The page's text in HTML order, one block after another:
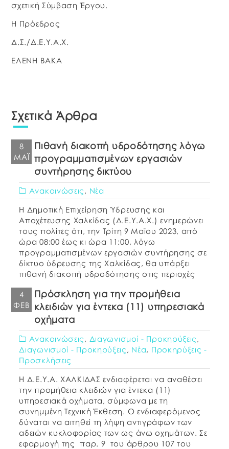
σχετική Σύμβαση Έργου.
Η Πρόεδρος
Δ.Σ./Δ.Ε.Υ.Α.Χ.
ΕΛΕΝΗ ΒΑΚΑ
Σχετικά Άρθρα
8
ΜΆΙ
Πιθανή διακοπή υδροδότησης λόγω
προγραμματισμένων εργασιών
συντήρησης δικτύου
Ανακοινώσεις , Νέα
Η Δημοτική Επιχείρηση Ύδρευσης και
Αποχέτευσης Χαλκίδας (Δ.Ε.Υ.Α.Χ.) ενημερώνει
τους πολίτες ότι, την Τρίτη 9 Μαΐου 2023, από
ώρα 08:00 έως κι ώρα 11:00, λόγω
προγραμματισμένων εργασιών συντήρησης σε
δίκτυο ύδρευσης της Χαλκίδας, θα υπάρξει
πιθανή διακοπή υδροδότησης στις περιοχές
Νεοφύτου, Προαστείου, Τράλλεων. Ζητούμε την
κατανόηση των κατοίκων που […]
4
ΦΕΒ
Πρόσκληση για την προμήθεια
κλειδιών για έντεκα (11) υπηρεσιακά
οχήματα
Ανακοινώσεις , Διαγωνισμοί - Προκηρύξεις ,
Διαγωνισμοί - Προκηρύξεις , Νέα, Προκηρύξεις -
Προσκλήσεις
Η Δ.Ε.Υ.Α. ΧΑΛΚΙΔΑΣ ενδιαφέρεται να αναθέσει
την προμήθεια κλειδιών για έντεκα (11)
υπηρεσιακά οχήματα, σύμφωνα με τη
συνημμένη Τεχνική Έκθεση. Ο ενδιαφερόμενος
δύναται να αιτηθεί τη λήψη αντιγράφων των
αδειών κυκλοφορίας των ως άνω οχημάτων. Σε
εφαρμογή της παρ. 9 του άρθρου 107 του